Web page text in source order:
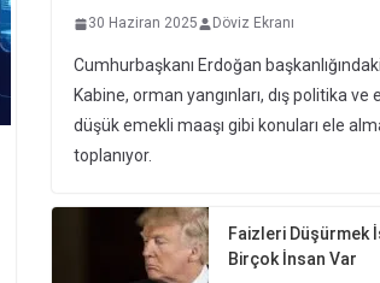
30 Haziran 2025 Döviz Ekranı
Cumhurbaşkanı Erdoğan başkanlığındaki
Kabine, orman yangınları, dış politika ve
düşük emekli maaşı gibi konuları ele
toplanıyor.
Faizleri Düşürmek
Birçok İnsan Var